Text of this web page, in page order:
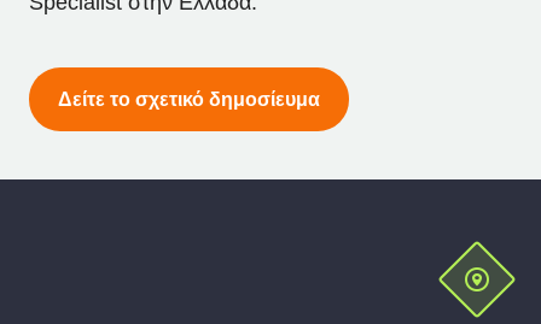
Δείτε το σχετικό δημοσίευμα